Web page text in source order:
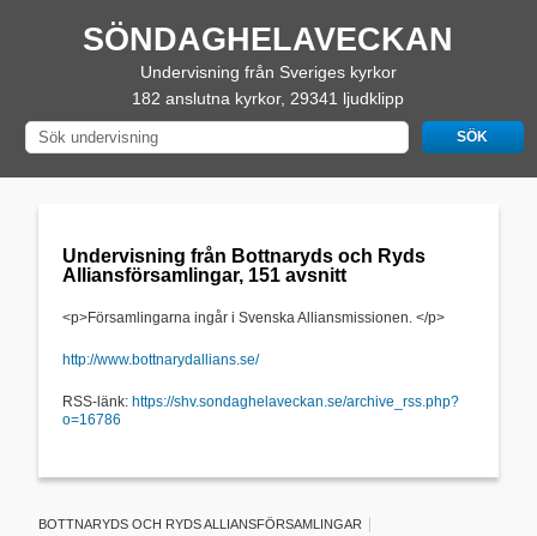
SÖNDAGHELAVECKAN
Undervisning från Sveriges kyrkor
182 anslutna kyrkor, 29341 ljudklipp
Undervisning från Bottnaryds och Ryds
Alliansförsamlingar, 151 avsnitt
<p>Församlingarna ingår i Svenska Alliansmissionen. </p>
http://www.bottnarydallians.se/
RSS-länk: https://shv.sondaghelaveckan.se/archive_rss.php?
o=16786
BOTTNARYDS OCH RYDS ALLIANSFÖRSAMLINGAR